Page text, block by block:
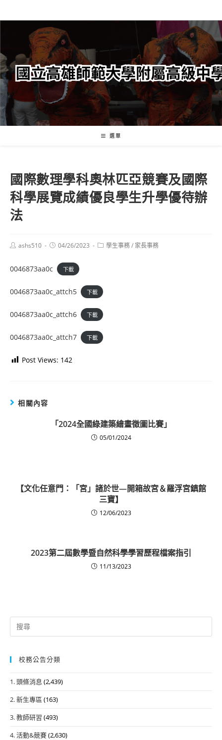
轉
要
內
容
選單
國際數理學科奧林匹亞競賽及國際
科學展覽成績優良學生升學優待辦
法
Postashs510
Post04/26/2023
Post學生事務/ 家長事務
0046873aa0c 下載
0046873aa0c_attch5 下載
0046873aa0c_attch6 下載
0046873aa0c_attch7 下載
Post Views: 142
相關內容
「2024全國綠建築繪畫徵圖比賽」
05/01/2024
【文化任意門：「宮」諸於世—開箱故宮＆羅浮宮鎮館
三寶】
12/06/2023
2023第二屆數學暨自然科學學習歷程檔案指引
11/13/2023
Search
for:
校務公告分類
1. 頭條消息 (2,439)
2. 新生專區 (163)
3. 教師研習 (493)
4. 活動&競賽(2,630)